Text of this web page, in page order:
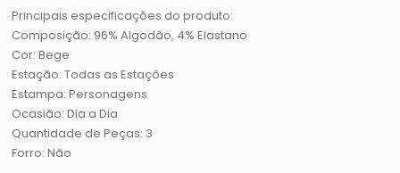
Principais especificações do produto:
Composição: 96% Algodão, 4% Elastano
Cor: Bege
Estação: Todas as Estações
Estampa: Personagens
Ocasião: Dia a Dia
Quantidade de Peças: 3
Forro: Não